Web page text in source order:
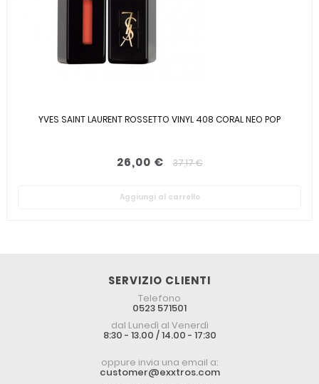
YVES SAINT LAURENT ROSSETTO VINYL 408 CORAL NEO POP
26,00 € 37,17 €
Aggiungi al carrello
SERVIZIO CLIENTI
Telefono
0523 571501
dal Lunedì al Venerdì
8:30 - 13.00 / 14.00 - 17:30
oppure invia una email a:
customer@exxtros.com